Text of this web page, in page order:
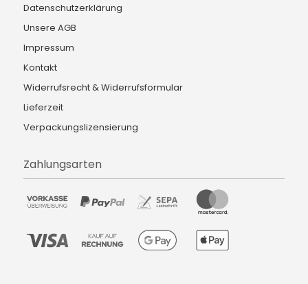
Datenschutzerklärung
Unsere AGB
Impressum
Kontakt
Widerrufsrecht & Widerrufsformular
Lieferzeit
Verpackungslizensierung
Zahlungsarten